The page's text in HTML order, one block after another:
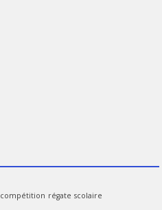
compétition régate scolaire